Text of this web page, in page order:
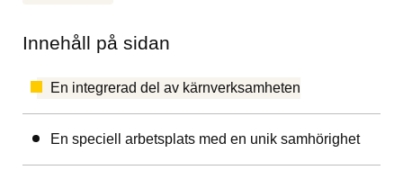
Innehåll på sidan
En integrerad del av kärnverksamheten
En speciell arbetsplats med en unik samhörighet